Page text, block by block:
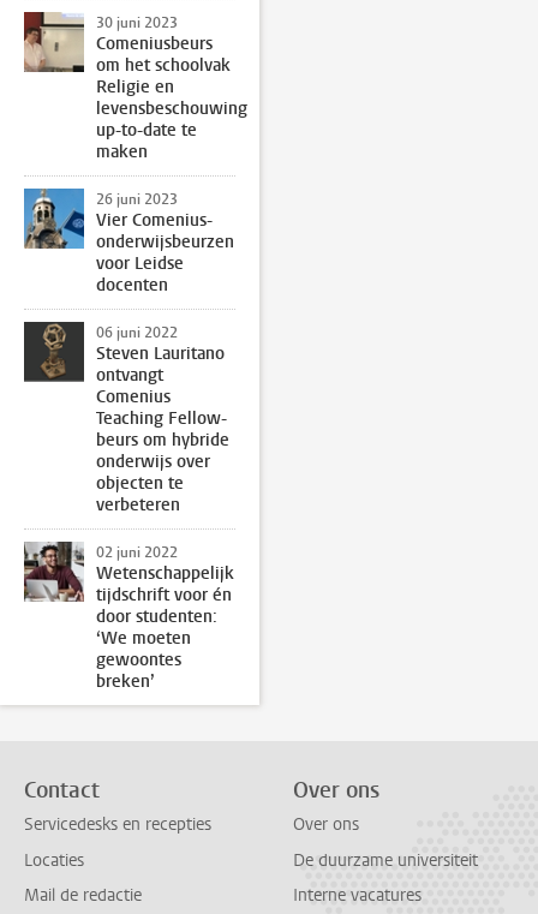
30 juni 2023
Comeniusbeurs
om het schoolvak
Religie en
levensbeschouwing
up-to-date te
maken
26 juni 2023
Vier Comenius-
onderwijsbeurzen
voor Leidse
docenten
06 juni 2022
Steven Lauritano
ontvangt
Comenius
Teaching Fellow-
beurs om hybride
onderwijs over
objecten te
verbeteren
02 juni 2022
Wetenschappelijk
tijdschrift voor én
door studenten:
‘We moeten
gewoontes
breken’
Contact
Servicedesks en recepties
Locaties
Mail de redactie
Over ons
Over ons
De duurzame universiteit
Interne vacatures